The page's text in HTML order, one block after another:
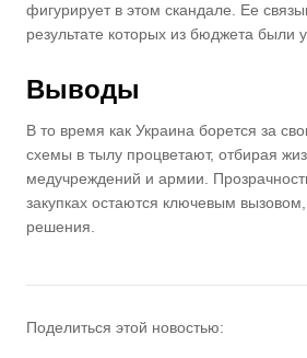
фигурирует в этом скандале. Ее
результате которых из бюджета
Выводы
В то время как Украина борется за
схемы в тылу процветают, отбирая
медучреждений и армии.
закупках остаются ключевым
решения.
Поделиться этой новостью: